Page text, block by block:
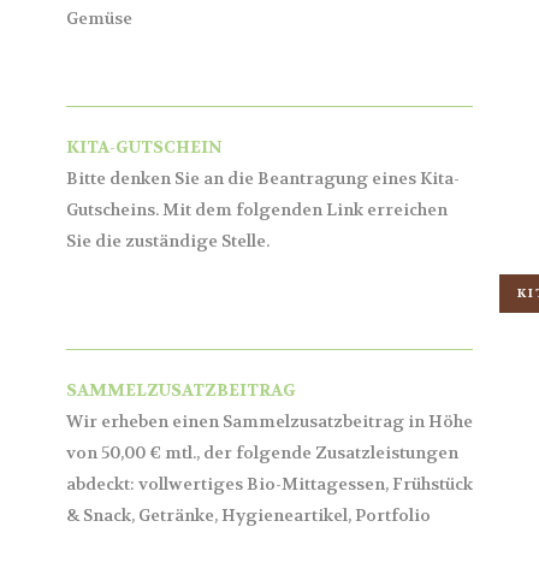
Gemüse
KITA-GUTSCHEIN
Bitte denken Sie an die Beantragung eines Kita-
Gutscheins. Mit dem folgenden Link erreichen
Sie die zuständige Stelle.
SAMMELZUSATZBEITRAG
Wir erheben einen Sammelzusatzbeitrag in Höhe
von 50,00 € mtl., der folgende Zusatzleistungen
abdeckt: vollwertiges Bio-Mittagessen, Frühstück
& Snack, Getränke, Hygieneartikel, Portfolio